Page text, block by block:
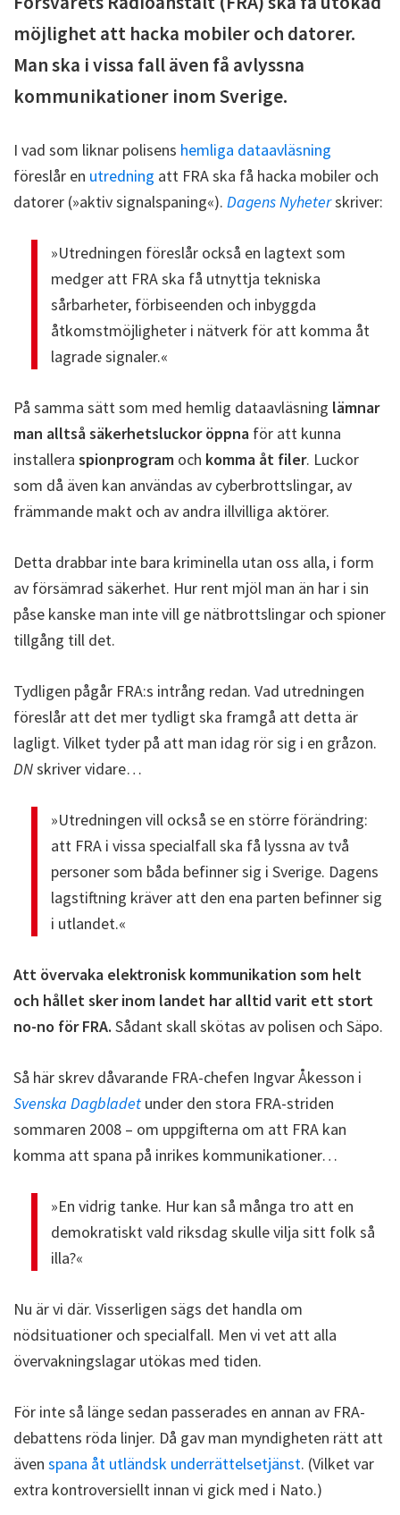
möjlighet att hacka mobiler och datorer.
Man ska i vissa fall även få avlyssna
kommunikationer inom Sverige.
I vad som liknar polisens hemliga dataavläsning
föreslår en utredning att FRA ska få hacka mobiler och
datorer (»aktiv signalspaning«). Dagens Nyheterskriver:
»Utredningen föreslår också en lagtext som
medger att FRA ska få utnyttja tekniska
sårbarheter, förbiseenden och inbyggda
åtkomstmöjligheter i nätverk för att komma åt
lagrade signaler.«
På samma sätt som med hemlig dataavläsning lämnar
man alltså säkerhetsluckor öppna för att kunna
installera spionprogram och komma åt filer. Luckor
som då även kan användas av cyberbrottslingar, av
främmande makt och av andra illvilliga aktörer.
Detta drabbar inte bara kriminella utan oss alla, i form
av försämrad säkerhet. Hur rent mjöl man än har i sin
påse kanske man inte vill ge nätbrottslingar och spioner
tillgång till det.
Tydligen pågår FRA:s intrång redan. Vad utredningen
föreslår att det mer tydligt ska framgå att detta är
lagligt. Vilket tyder på att man idag rör sig i en gråzon.
DNskriver vidare…
»Utredningen vill också se en större förändring:
att FRA i vissa specialfall ska få lyssna av två
personer som båda befinner sig i Sverige. Dagens
lagstiftning kräver att den ena parten befinner sig
i utlandet.«
Att övervaka elektronisk kommunikation som helt
och hållet sker inom landet har alltid varit ett stort
no-no för FRA. Sådant skall skötas av polisen och Säpo.
Så här skrev dåvarande FRA-chefen Ingvar Åkesson i
Svenska Dagbladet under den stora FRA-striden
sommaren 2008 – om uppgifterna om att FRA kan
komma att spana på inrikes kommunikationer…
»En vidrig tanke. Hur kan så många tro att en
demokratiskt vald riksdag skulle vilja sitt folk så
illa?«
Nu är vi där. Visserligen sägs det handla om
nödsituationer och specialfall. Men vi vet att alla
övervakningslagar utökas med tiden.
För inte så länge sedan passerades en annan av FRA-
debattens röda linjer. Då gav man myndigheten rätt att
även spana åt utländsk underrättelsetjänst. (Vilket var
extra kontroversiellt innan vi gick med i Nato.)